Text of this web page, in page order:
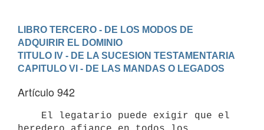
LIBRO TERCERO - DE LOS MODOS DE
ADQUIRIR EL DOMINIO
TITULO IV - DE LA SUCESION TESTAMENTARIA
CAPITULO VI - DE LAS MANDAS O LEGADOS
Artículo 942